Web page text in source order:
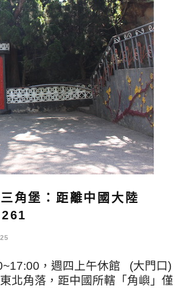
角堡：距離中國大陸
，週四上午休館 (大門口)
北角落，距中國所轄「角嶼」僅